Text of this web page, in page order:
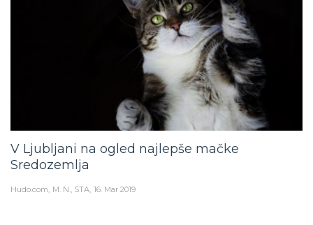
V Ljubljani na ogled najlepše mačke
Sredozemlja
Hudo.com M. N., STA 16. Mar 2019